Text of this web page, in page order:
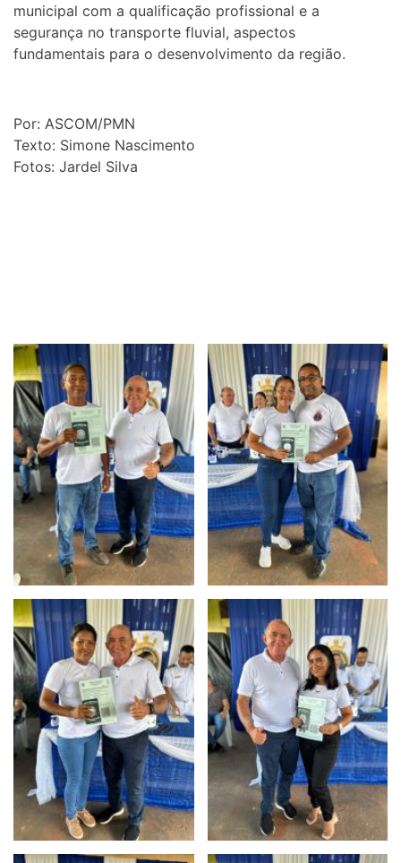
municipal com a qualificação profissional e a
segurança no transporte fluvial, aspectos
fundamentais para o desenvolvimento da região.
Por: ASCOM/PMN
Texto: Simone Nascimento
Fotos: Jardel Silva